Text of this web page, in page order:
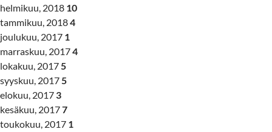
helmikuu, 2018 10
tammikuu, 20184
joulukuu, 2017 1
marraskuu, 20174
lokakuu, 20175
syyskuu, 20175
elokuu, 2017 3
kesäkuu, 20177
toukokuu, 2017 1